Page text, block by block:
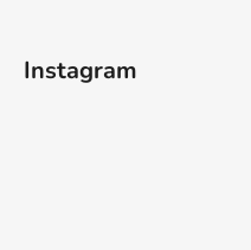
Instagram